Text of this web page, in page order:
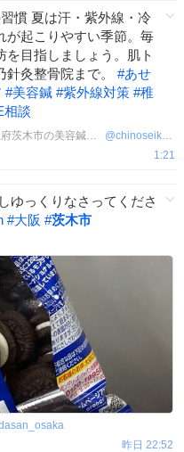
慣 夏は汗・紫外線・冷
が起こりやすい季節。毎
を目指しましょう。肌ト
針灸整骨院まで。 #あせ
#美容鍼 #紫外線対策 #稚
相談
稚乃（ちの）針灸整骨院＠大阪府茨木市の美容鍼灸・整体師 @chinoseikotuin
1:21
ゆっくりなさってくださ
#大阪 #茨木市
昨日 22:52